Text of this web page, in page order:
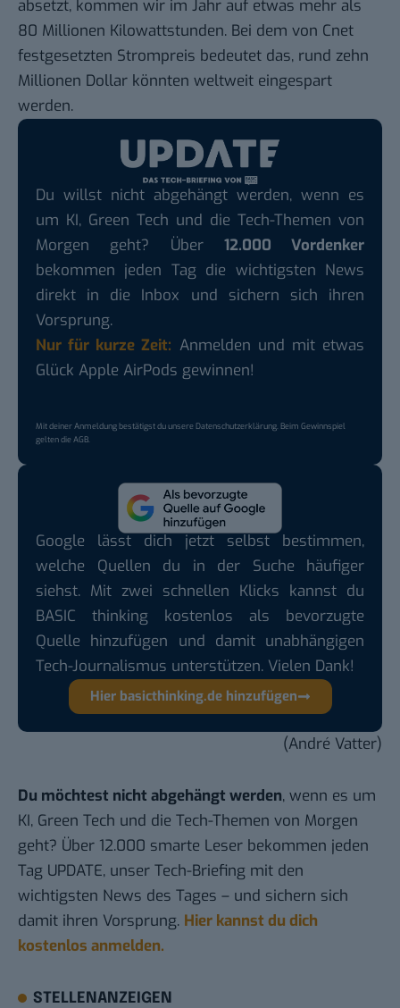
absetzt, kommen wir im Jahr auf etwas mehr als
80 Millionen Kilowattstunden. Bei dem von Cnet
festgesetzten Strompreis bedeutet das, rund zehn
Millionen Dollar könnten weltweit eingespart
werden.
Du willst nicht abgehängt werden, wenn es
um KI, Green Tech und die Tech-Themen von
Morgen geht? Über 12.000 Vordenker
bekommen jeden Tag die wichtigsten News
direkt in die Inbox und sichern sich ihren
Vorsprung.
Nur für kurze Zeit: Anmelden und mit etwas
Glück Apple AirPods gewinnen!
Mit deiner Anmeldung bestätigst du unsereDatenschutzerklärung. Beim Gewinnspiel
gelten dieAGB.
Google lässt dich jetzt selbst bestimmen,
welche Quellen du in der Suche häufiger
siehst. Mit zwei schnellen Klicks kannst du
BASIC thinking kostenlos als bevorzugte
Quelle hinzufügen und damit unabhängigen
Tech-Journalismus unterstützen. Vielen Dank!
Hier basicthinking.de hinzufügen
(André Vatter)
Du möchtest nicht abgehängt werden, wenn es um
KI, Green Tech und die Tech-Themen von Morgen
geht? Über 12.000 smarte Leser bekommen jeden
Tag UPDATE, unser Tech-Briefing mit den
wichtigsten News des Tages – und sichern sich
damit ihren Vorsprung. Hier kannst du dich
kostenlos anmelden.
STELLENANZEIGEN